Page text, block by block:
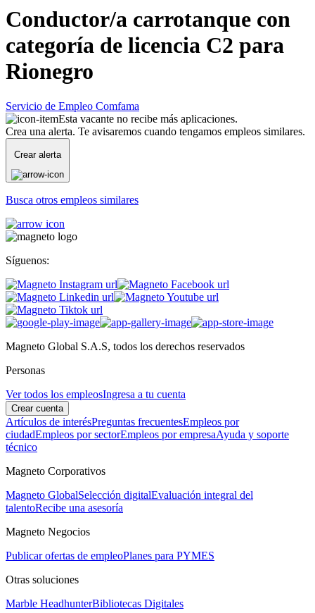
Conductor/a carrotanque con
categoría de licencia C2 para
Rionegro
Servicio de Empleo Comfama
Esta vacante no recibe más aplicaciones.
Crea una alerta. Te avisaremos cuando tengamos empleos similares.
Crear alerta
Busca otros empleos similares
Síguenos:
Magneto Global S.A.S, todos los derechos reservados
Personas
Ver todos los empleosIngresa a tu cuenta
Crear cuenta
Artículos de interésPreguntas frecuentesEmpleos por
ciudadEmpleos por sectorEmpleos por empresaAyuda y soporte
técnico
Magneto Corporativos
Magneto GlobalSelección digitalEvaluación integral del
talentoRecibe una asesoría
Magneto Negocios
Publicar ofertas de empleoPlanes para PYMES
Otras soluciones
Marble HeadhunterBibliotecas Digitales